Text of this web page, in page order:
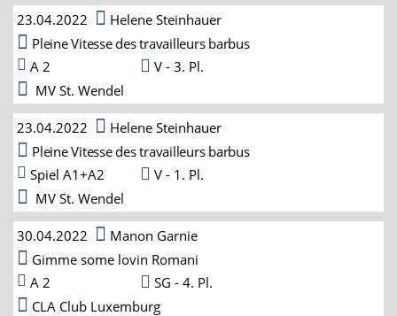
23.04.2022
Helene Steinhauer
Pleine Vitesse des travailleurs barbus
A 2
V - 3. Pl.
MV St. Wendel
23.04.2022
Helene Steinhauer
Pleine Vitesse des travailleurs barbus
Spiel A1+A2
V - 1. Pl.
MV St. Wendel
30.04.2022
Manon Garnie
Gimme some lovin Romani
A 2
SG - 4. Pl.
CLA Club Luxemburg